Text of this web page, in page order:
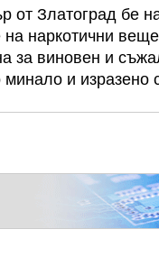
от Златоград бе
наркотични
за виновен и
и изразено